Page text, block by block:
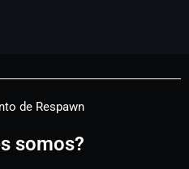
de Respawn
somos?